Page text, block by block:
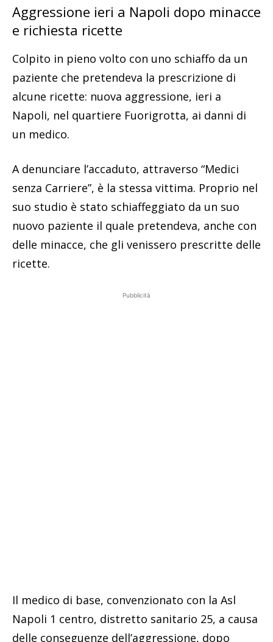
Aggressione ieri a Napoli dopo minacce
e richiesta ricette
Colpito in pieno volto con uno schiaffo da un
paziente che pretendeva la prescrizione di
alcune ricette: nuova aggressione, ieri a
Napoli, nel quartiere Fuorigrotta, ai danni di
un medico.
A denunciare l’accaduto, attraverso “Medici
senza Carriere”, è la stessa vittima. Proprio nel
suo studio è stato schiaffeggiato da un suo
nuovo paziente il quale pretendeva, anche con
delle minacce, che gli venissero prescritte delle
ricette.
Pubblicità
Il medico di base, convenzionato con la Asl
Napoli 1 centro, distretto sanitario 25, a causa
delle conseguenze dell’aggressione, dopo